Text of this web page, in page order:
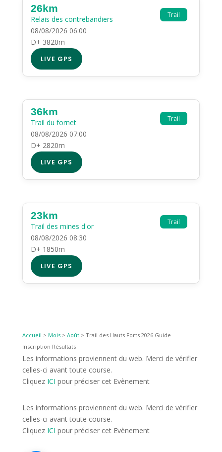
Trail
26km
Relais des contrebandiers
08/08/2026 06:00
D+ 3820m
LIVE GPS
Trail
36km
Trail du fornet
08/08/2026 07:00
D+ 2820m
LIVE GPS
Trail
23km
Trail des mines d'or
08/08/2026 08:30
D+ 1850m
LIVE GPS
Accueil > Mois> Août> Trail des Hauts Forts 2026 Guide
Inscription Résultats
Les informations proviennent du web. Merci de vérifier
celles-ci avant toute course.
Cliquez ICI pour préciser cet Evènement
Les informations proviennent du web. Merci de vérifier
celles-ci avant toute course.
Cliquez ICI pour préciser cet Evènement